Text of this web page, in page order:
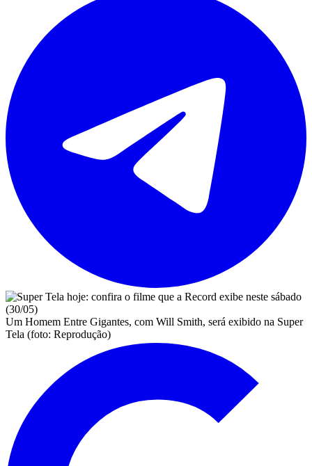
Um Homem Entre Gigantes, com Will Smith, será exibido na Super
Tela (foto: Reprodução)